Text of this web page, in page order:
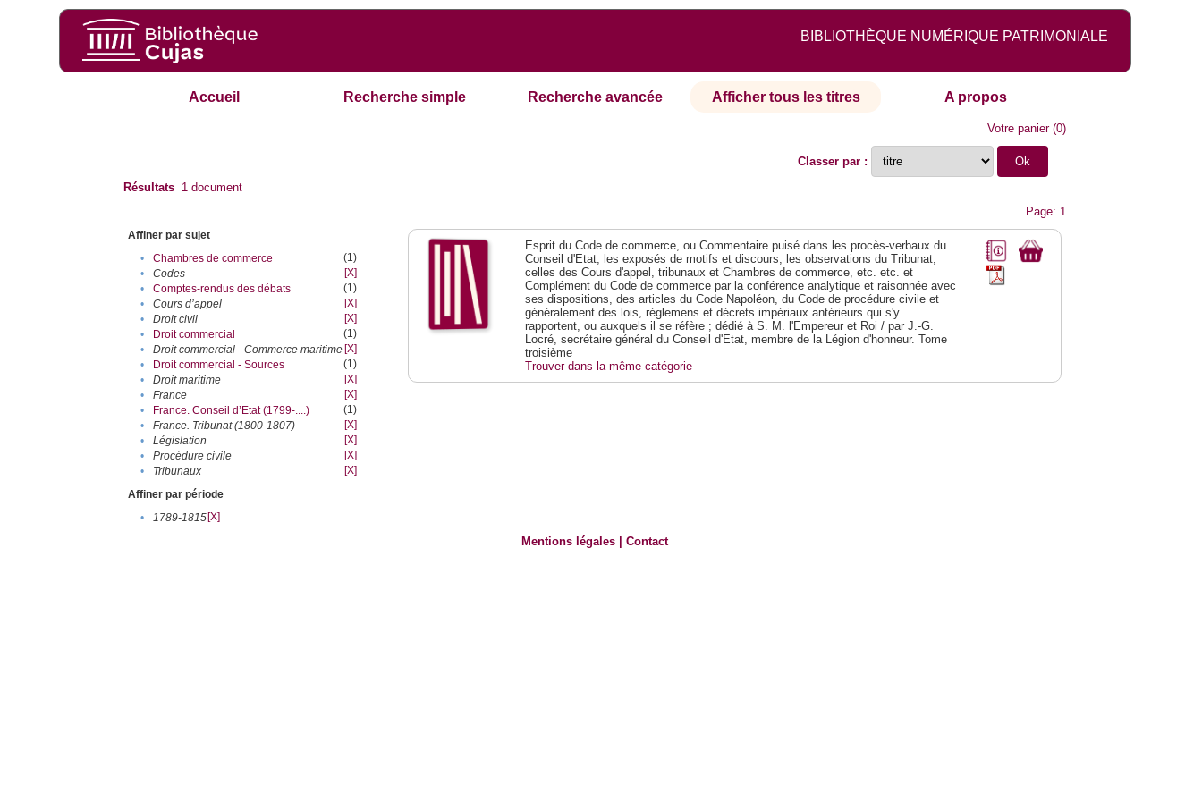
BIBLIOTHÈQUE NUMÉRIQUE PATRIMONIALE
Accueil Recherche simple Recherche avancée Afficher tous les titres A propos
Votre panier(0)
Classer par :
Résultats 1 document
Page: 1
Affiner par sujet
•
Chambres de commerce
(1)
•
Codes
[X]
•
Comptes-rendus des débats
(1)
•
Cours d’appel
[X]
•
Droit civil
[X]
•
Droit commercial
(1)
•
Droit commercial - Commerce maritime [X]
•
Droit commercial - Sources
(1)
•
Droit maritime
[X]
•
France
[X]
•
France. Conseil d’Etat (1799-....)
(1)
•
France. Tribunat (1800-1807)
[X]
•
Législation
[X]
•
Procédure civile
[X]
•
Tribunaux
[X]
Affiner par période
•
1789-1815[X]
Esprit du Code de commerce, ou Commentaire puisé dans les procès-verbaux du
Conseil d'Etat, les exposés de motifs et discours, les observations du Tribunat,
celles des Cours d'appel, tribunaux et Chambres de commerce, etc. etc. et
Complément du Code de commerce par la conférence analytique et raisonnée avec
ses dispositions, des articles du Code Napoléon, du Code de procédure civile et
généralement des lois, réglemens et décrets impériaux antérieurs qui s'y
rapportent, ou auxquels il se réfère ; dédié à S. M. l'Empereur et Roi / par J.-G.
Locré, secrétaire général du Conseil d'Etat, membre de la Légion d'honneur. Tome
troisième
Trouver dans la même catégorie
Mentions légales |Contact